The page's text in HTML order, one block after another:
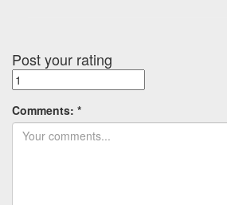
Post your rating
Comments: *